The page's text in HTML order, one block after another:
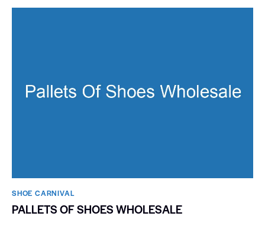
SHOE CARNIVAL​
PALLETS OF SHOES WHOLESALE